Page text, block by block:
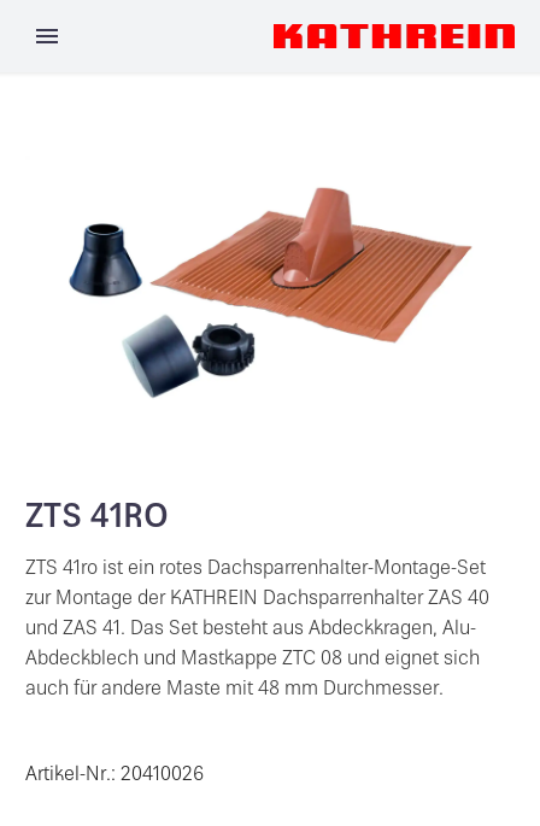
ZTS 41RO
ZTS 41ro ist ein rotes Dachsparrenhalter-Montage-Set
zur Montage der KATHREIN Dachsparrenhalter ZAS 40
und ZAS 41. Das Set besteht aus Abdeckkragen, Alu-
Abdeckblech und Mastkappe ZTC 08 und eignet sich
auch für andere Maste mit 48 mm Durchmesser.
Artikel-Nr.: 20410026